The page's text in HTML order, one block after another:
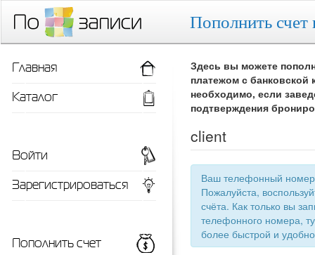
Пополнить счет
Здесь вы можете
платежом с
необходимо, если
подтверждения
client
Ваш телефонный номер
Пожалуйста,
счёта. Как только вы
телефонного номера,
более
Главная
Каталог
Войти
Зарегистрироваться
Пополнить счет